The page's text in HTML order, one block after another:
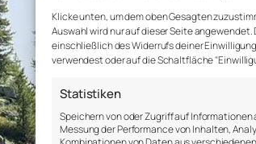
Klicke unten, um dem oben Gesagten
Auswahl wird nur auf dieser Seite
einschließlich des Widerrufs deiner
verwendest oder auf die Schaltfläche
Statistiken
Speichern von oder Zugriff auf
Messung der Performance von Inhalten,